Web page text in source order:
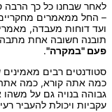
לאחר שבחנו כל כך הרבה
– החל ממאמרים
ועד דוחות מעבדה, מאמרי
תובנה חשובה אחת
פעם "במקרה".
סטודנטים רבים
כמה אתה קורא, כמה אתה
גבוהה בנויה גם על משהו
עקביות ויכולת להעביר